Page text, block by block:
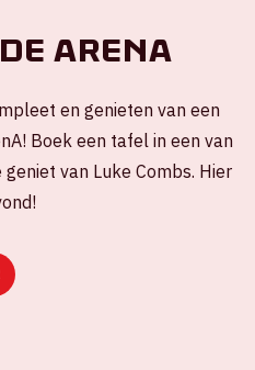
ArenA
en genieten van een
Boek een tafel in een van
van Luke Combs. Hier